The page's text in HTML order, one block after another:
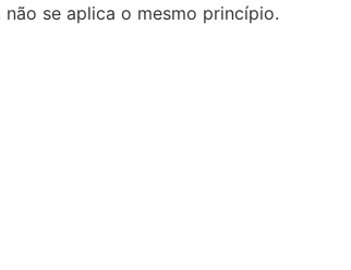
não se aplica o mesmo princípio.